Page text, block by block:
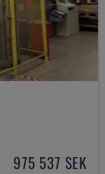
975 537 SEK